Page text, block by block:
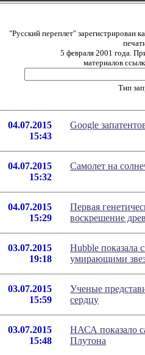
"Русский переплет" зарегистрирован
5 февраля 2001 года.
материалов
Тип
04.07.2015
15:43
Google
04.07.2015
15:32
Самолет на
04.07.2015
15:29
Первая
воскрешение
03.07.2015
19:18
Hubble показала
умирающими
03.07.2015
15:59
Ученые
сердцу
03.07.2015
15:48
НАСА показало
Плутона